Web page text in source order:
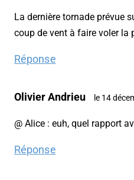
La dernière tornade prévue
coup de vent à faire voler la
Réponse
Olivier Andrieu le 14
@ Alice : euh, quel rapport
Réponse